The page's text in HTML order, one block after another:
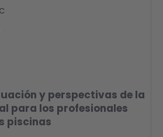
y perspectivas de la
para los profesionales
piscinas